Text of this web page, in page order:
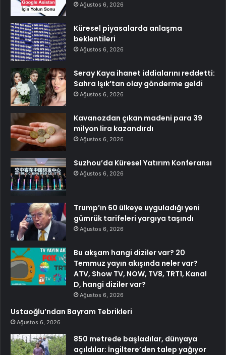
Ağustos 6, 2026
Küresel piyasalarda anlaşma
beklentileri
Ağustos 6, 2026
Seray Kaya ihanet iddialarını reddetti:
Sahra Işık’tan olay gönderme geldi
Ağustos 6, 2026
Kavanozdan çıkan madeni para 39
milyon lira kazandırdı
Ağustos 6, 2026
Suzhou’da Küresel Yatırım Konferansı
Ağustos 6, 2026
Trump’ın 60 ülkeye uyguladığı yeni
gümrük tarifeleri yargıya taşındı
Ağustos 6, 2026
Bu akşam hangi diziler var? 20
Temmuz yayın akışında neler var?
ATV, Show TV, NOW, TV8, TRT1, Kanal
D, hangi diziler var?
Ağustos 6, 2026
Ustaoğlu’ndan Bayram Tebrikleri
Ağustos 6, 2026
850 metrede başladılar, dünyaya
açıldılar: İngiltere’den talep yağıyor